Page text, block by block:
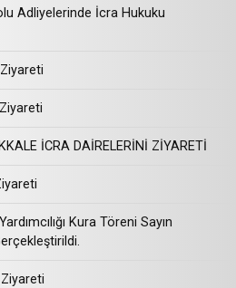
Adliyelerinde İcra Hukuku
İCRA DAİRELERİNİ ZİYARETİ
Kura Töreni Sayın